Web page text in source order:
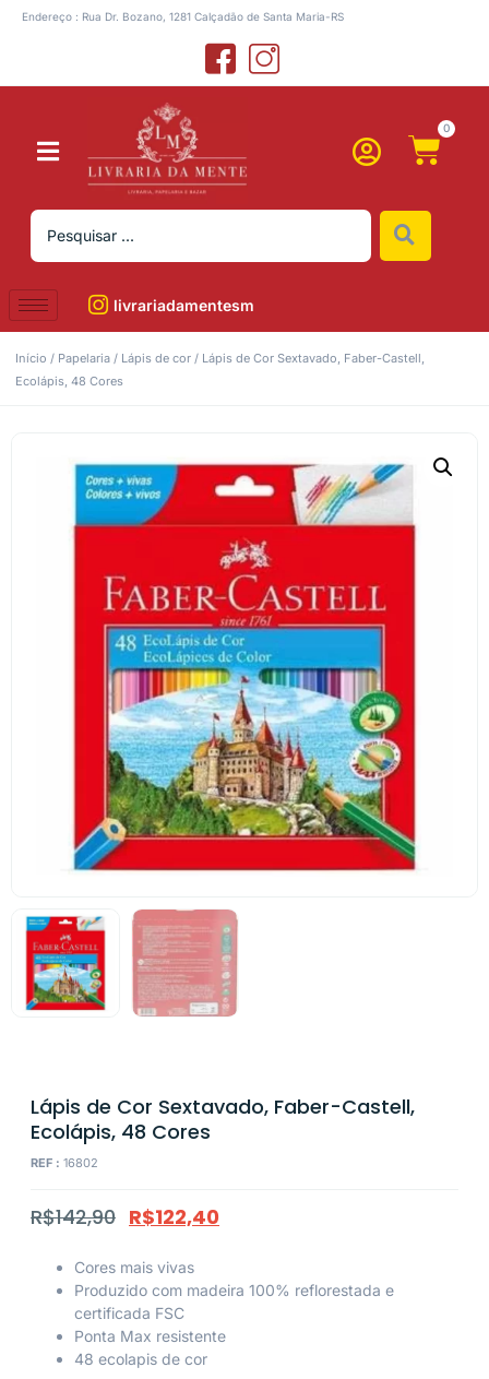
Endereço : Rua Dr. Bozano, 1281 Calçadão de Santa Maria-RS
0
livrariadamentesm
Início / Papelaria / Lápis de cor / Lápis de Cor Sextavado, Faber-Castell,
Ecolápis, 48 Cores
Lápis de Cor Sextavado, Faber-Castell,
Ecolápis, 48 Cores
REF : 16802
R$142,90 R$122,40
Cores mais vivas
Produzido com madeira 100% reflorestada e
certificada FSC
Ponta Max resistente
48 ecolapis de cor